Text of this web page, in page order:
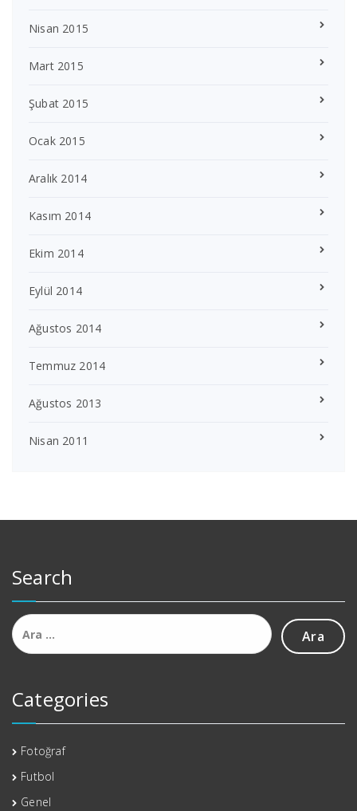
Nisan 2015
Mart 2015
Şubat 2015
Ocak 2015
Aralık 2014
Kasım 2014
Ekim 2014
Eylül 2014
Ağustos 2014
Temmuz 2014
Ağustos 2013
Nisan 2011
Search
Arama:
Categories
Fotoğraf
Futbol
Genel